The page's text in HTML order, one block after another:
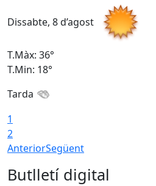
Dissabte, 8 d’agost
T.Màx: 36°
T.Min: 18°
Tarda
1
2
AnteriorSegüent
Butlletí digital